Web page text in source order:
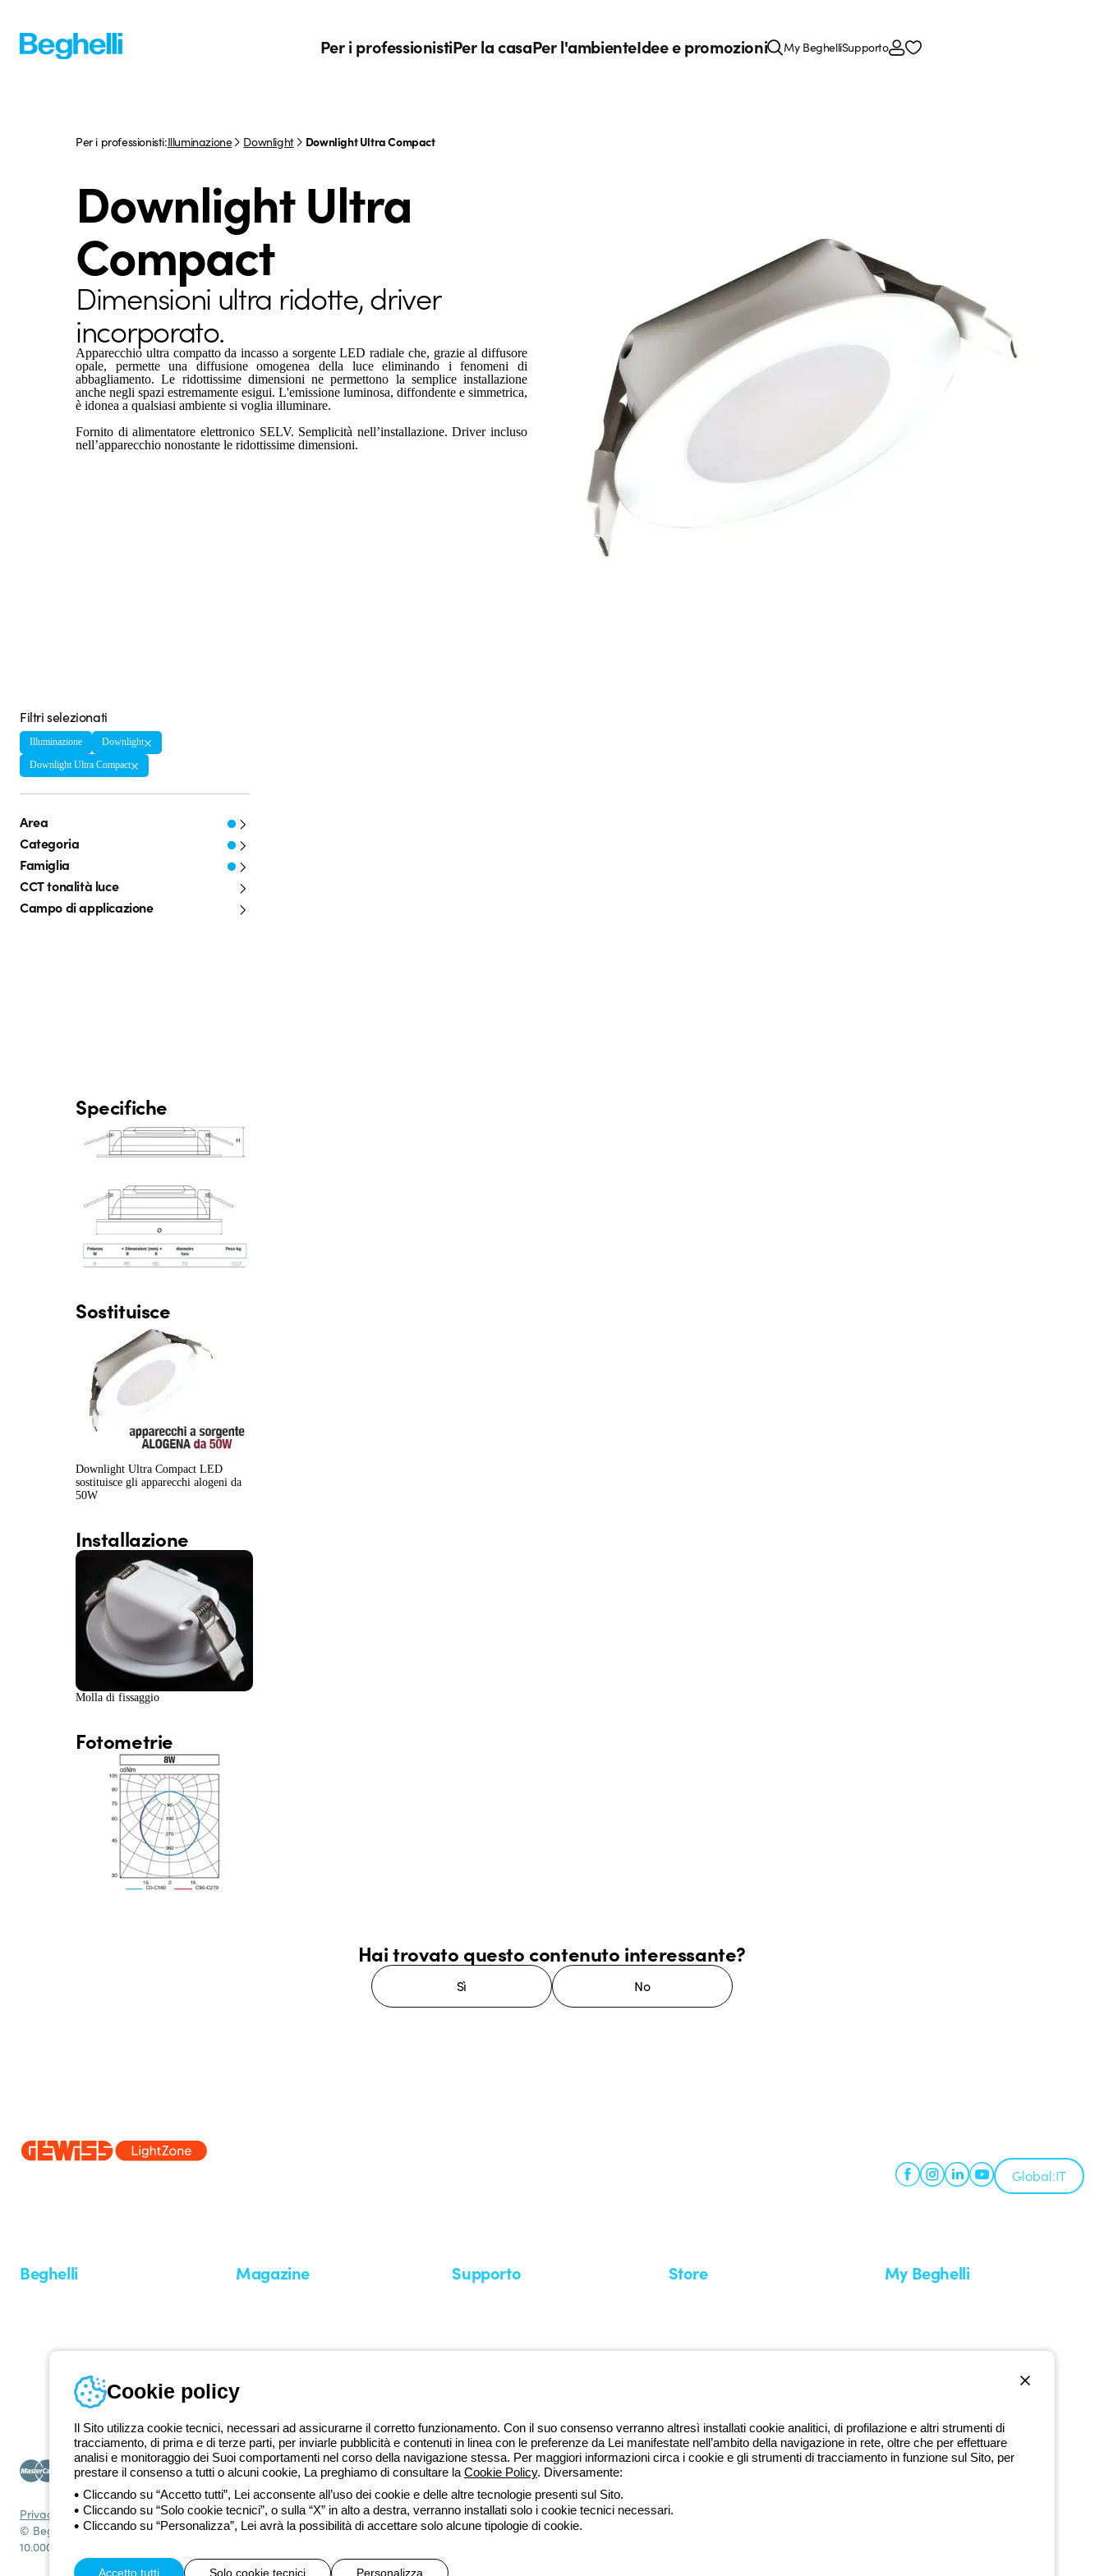
Per i professionistiPer la casaPer l'ambienteIdee e promozioni My BeghelliSupporto
Per i professionisti:Illuminazione Downlight Downlight Ultra Compact
Downlight Ultra
Compact
Dimensioni ultra ridotte, driver
incorporato.
Apparecchio ultra compatto da incasso a sorgente LED radiale che, grazie al diffusore
opale, permette una diffusione omogenea della luce eliminando i fenomeni di
abbagliamento. Le ridottissime dimensioni ne permettono la semplice installazione
anche negli spazi estremamente esigui. L'emissione luminosa, diffondente e simmetrica,
è idonea a qualsiasi ambiente si voglia illuminare.
Fornito di alimentatore elettronico SELV. Semplicità nell’installazione. Driver incluso
nell’apparecchio nonostante le ridottissime dimensioni.
Filtri selezionati
Illuminazione
Downlight
Downlight Ultra Compact
Area
Categoria
Famiglia
CCT tonalità luce
Campo di applicazione
Specifiche
Sostituisce
Downlight Ultra Compact LED
sostituisce gli apparecchi alogeni da
50W
Installazione
Molla di fissaggio
Fotometrie
Hai trovato questo contenuto interessante?
Sì No
Global:IT
Beghelli Magazine
Seminari
Supporto Store My Beghelli
Numero verde gratuito 800 626 626
Privacy PolicyCookie policyCondizioni di venditaTutte le policyAccessibilità Credits
© Beghelli S.p.A. Società con Unico Socio - Società soggetta alla direzione e coordinamento di Gewiss S.p.A. - R.I. Bologna e C.F. 03829720378 - P.IVA (IT) 00666341201 - REA BO-319364 - Cap. Soc.
10.000.000 EUR i.v.
Cookie policy
Il Sito utilizza cookie tecnici, necessari ad assicurarne il corretto funzionamento. Con il suo consenso verranno altresì installati cookie analitici, di profilazione e altri strumenti di
tracciamento, di prima e di terze parti, per inviarle pubblicità e contenuti in linea con le preferenze da Lei manifestate nell’ambito della navigazione in rete, oltre che per effettuare
analisi e monitoraggio dei Suoi comportamenti nel corso della navigazione stessa. Per maggiori informazioni circa i cookie e gli strumenti di tracciamento in funzione sul Sito, per
prestare il consenso a tutti o alcuni cookie, La preghiamo di consultare la Cookie Policy. Diversamente:
Cliccando su “Accetto tutti”, Lei acconsente all’uso dei cookie e delle altre tecnologie presenti sul Sito.
Cliccando su “Solo cookie tecnici”, o sulla “X” in alto a destra, verranno installati solo i cookie tecnici necessari.
Cliccando su “Personalizza”, Lei avrà la possibilità di accettare solo alcune tipologie di cookie.
Accetto tutti Solo cookie tecnici Personalizza